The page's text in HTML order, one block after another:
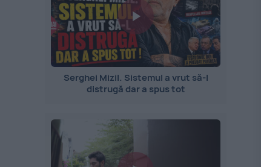
Serghei Mizil. Sistemul a vrut să-l
distrugă dar a spus tot